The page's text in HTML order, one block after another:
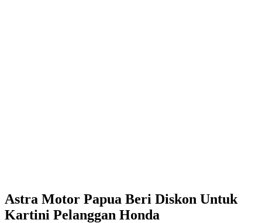
Astra Motor Papua Beri Diskon Untuk
Kartini Pelanggan Honda